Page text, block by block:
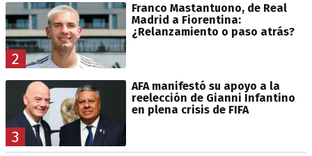
2
Franco Mastantuono, de Real
Madrid a Fiorentina:
¿Relanzamiento o paso atrás?
3
AFA manifestó su apoyo a la
reelección de Gianni Infantino
en plena crisis de FIFA